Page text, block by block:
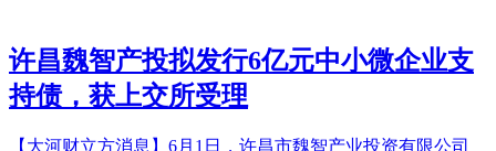
许昌魏智产投拟发行6亿元中小微企业支
持债，获上交所受理
【大河财立方消息】6月1日，许昌市魏智产业投资有限公司